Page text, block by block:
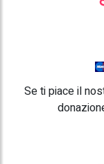
Se ti piace il